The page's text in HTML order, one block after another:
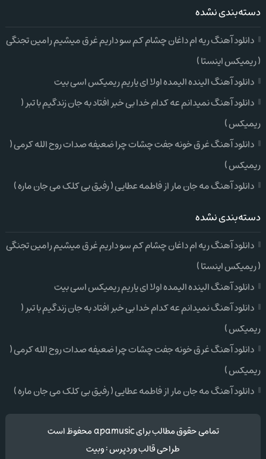
دسته‌بندی نشده
دانلود آهنگ ریه ام داغان چشام کم سو داریم غرق میشیم رامین تجنگی
( ریمیکس اینستا )
دانلود آهنگ الینده الیمده اولا ای یاریم ریمیکس اسی بیت
دانلود آهنگ نمیدانم عه کدام خدا بی خبر افتاد به جان زندگیم با تبر (
ریمیکس )
دانلود آهنگ غرق خونه جفت چشات چرا ضعیفه صدات روح الله کرمی (
ریمیکس )
دانلود آهنگ مه جان مار از فاطمه عطایی ( رفیق بی کلک می جان ماره )
دسته‌بندی نشده
دانلود آهنگ ریه ام داغان چشام کم سو داریم غرق میشیم رامین تجنگی
( ریمیکس اینستا )
دانلود آهنگ الینده الیمده اولا ای یاریم ریمیکس اسی بیت
دانلود آهنگ نمیدانم عه کدام خدا بی خبر افتاد به جان زندگیم با تبر (
ریمیکس )
دانلود آهنگ غرق خونه جفت چشات چرا ضعیفه صدات روح الله کرمی (
ریمیکس )
دانلود آهنگ مه جان مار از فاطمه عطایی ( رفیق بی کلک می جان ماره )
تمامی حقوق مطالب برای apamusic محفوظ است
طراحی قالب وردپرس:وبیت